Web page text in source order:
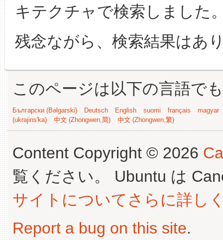
キテクチャで検索しました
残念ながら、検索結果はあ
このページは以下の言語で
Български (Bəlgarski) Deutsch English suomi français
magyar
(ukrajins'ka)
中文 (Zhongwen,简) 中文 (Zhongwen,繁)
Content Copyright © 2026
覧ください。 Ubuntu は
サイトについてさらに詳し
Report a bug on this site.